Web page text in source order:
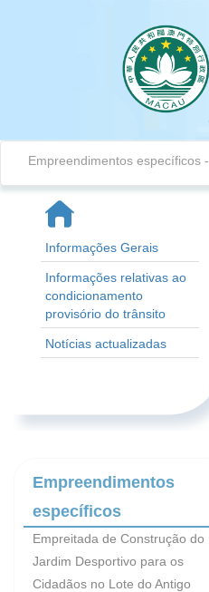
Empreendimentos específicos -
Informações Gerais
Informações relativas ao
condicionamento
provisório do trânsito
Notícias actualizadas
Empreendimentos
específicos
Empreitada de Construção do
Jardim Desportivo para os
Cidadãos no Lote do Antigo